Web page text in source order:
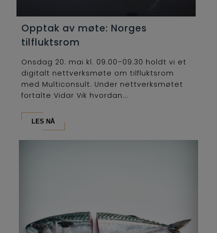
Opptak av møte: Norges
tilfluktsrom
Onsdag 20. mai kl. 09.00–09.30 holdt vi et
digitalt nettverksmøte om tilfluktsrom
med Multiconsult. Under nettverksmøtet
fortalte Vidar Vik hvordan...
LES NÅ